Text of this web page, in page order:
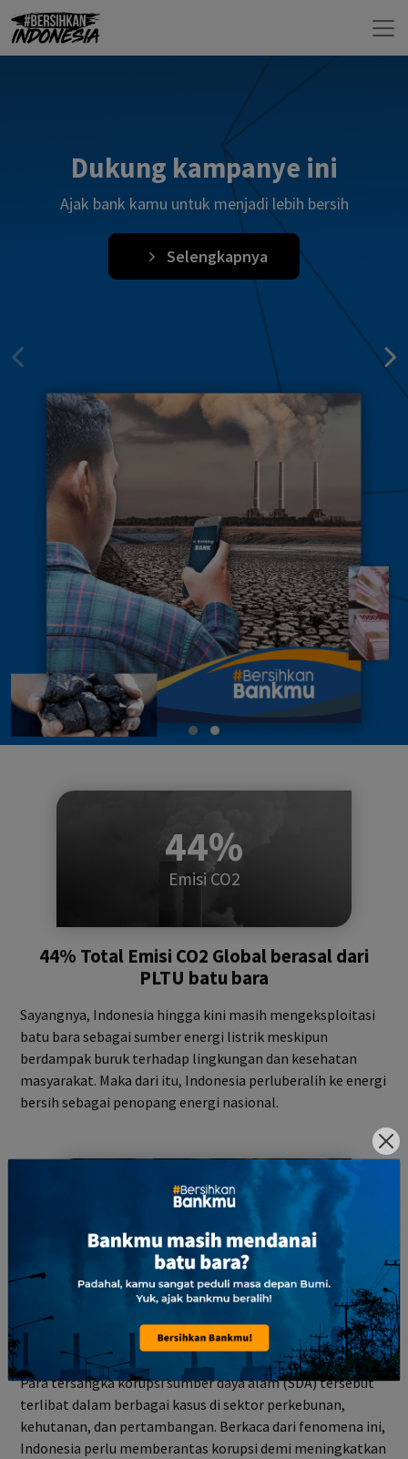
Dukung kampanye ini
Ajak bank kamu untuk menjadi lebih bersih
Selengkapnya
44%
Emisi CO2
44% Total Emisi CO2 Global berasal dari
PLTU batu bara
Sayangnya, Indonesia hingga kini masih mengeksploitasi
batu bara sebagai sumber energi listrik meskipun
berdampak buruk terhadap lingkungan dan kesehatan
masyarakat. Maka dari itu, Indonesia perluberalih ke energi
bersih sebagai penopang energi nasional.
326+
Koruptor SDA
326+ Koruptor SDA di Indonesia
ditangkap selama 2010-2017
Para tersangka korupsi sumber daya alam (SDA) tersebut
terlibat dalam berbagai kasus di sektor perkebunan,
kehutanan, dan pertambangan. Berkaca dari fenomena ini,
Indonesia perlu memberantas korupsi demi meningkatkan